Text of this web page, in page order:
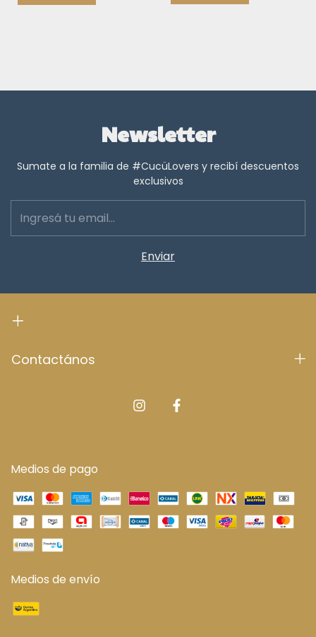
Newsletter
Sumate a la familia de #CucüLovers y recibí descuentos
exclusivos
Contactános
Medios de pago
Medios de envío